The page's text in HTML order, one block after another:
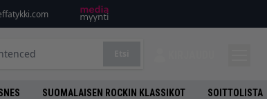
SUOMALAISEN ROCKIN KLASSIKOT SOITTOLISTA